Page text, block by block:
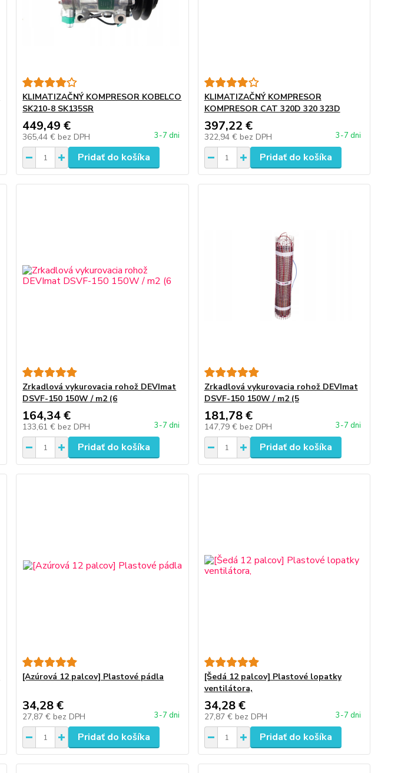
KLIMATIZAČNÝ KOMPRESOR KOBELCO
SK210-8 SK135SR
449,49 €
365,44 € bez DPH 3-7 dni
Pridať do košíka
KLIMATIZAČNÝ KOMPRESOR
KOMPRESOR CAT 320D 320 323D
397,22 €
322,94 € bez DPH 3-7 dni
Pridať do košíka
Zrkadlová vykurovacia rohož DEVImat
DSVF-150 150W / m2 (6
164,34 €
133,61 € bez DPH 3-7 dni
Pridať do košíka
Zrkadlová vykurovacia rohož DEVImat
DSVF-150 150W / m2 (5
181,78 €
147,79 € bez DPH 3-7 dni
Pridať do košíka
[Azúrová 12 palcov] Plastové pádla
34,28 €
27,87 € bez DPH 3-7 dni
Pridať do košíka
[Šedá 12 palcov] Plastové lopatky
ventilátora,
34,28 €
27,87 € bez DPH 3-7 dni
Pridať do košíka